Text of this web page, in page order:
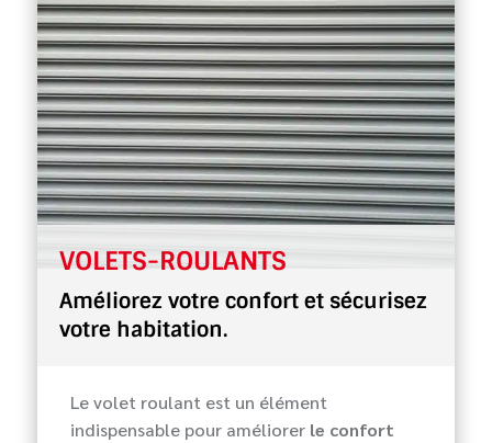
VOLETS-ROULANTS
Améliorez votre confort et sécurisez
votre habitation.
Le volet roulant est un élément
indispensable pour améliorerle confort